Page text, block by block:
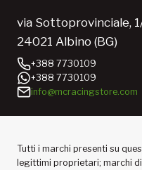
via Sottoprovinciale,
24021 Albino (BG)
+388 7730109
+388 7730109
info@mcracingstore.com
Tutti i marchi presenti su
legittimi proprietari; marchi